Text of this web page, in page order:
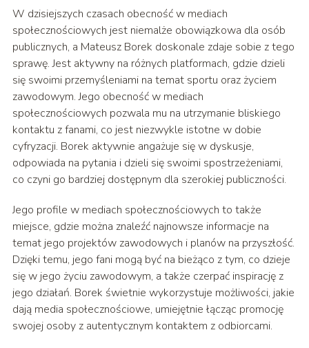
W dzisiejszych czasach obecność w mediach
społecznościowych jest niemalże obowiązkowa dla osób
publicznych, a Mateusz Borek doskonale zdaje sobie z tego
sprawę. Jest aktywny na różnych platformach, gdzie dzieli
się swoimi przemyśleniami na temat sportu oraz życiem
zawodowym. Jego obecność w mediach
społecznościowych pozwala mu na utrzymanie bliskiego
kontaktu z fanami, co jest niezwykle istotne w dobie
cyfryzacji. Borek aktywnie angażuje się w dyskusje,
odpowiada na pytania i dzieli się swoimi spostrzeżeniami,
co czyni go bardziej dostępnym dla szerokiej publiczności.
Jego profile w mediach społecznościowych to także
miejsce, gdzie można znaleźć najnowsze informacje na
temat jego projektów zawodowych i planów na przyszłość.
Dzięki temu, jego fani mogą być na bieżąco z tym, co dzieje
się w jego życiu zawodowym, a także czerpać inspirację z
jego działań. Borek świetnie wykorzystuje możliwości, jakie
dają media społecznościowe, umiejętnie łącząc promocję
swojej osoby z autentycznym kontaktem z odbiorcami.